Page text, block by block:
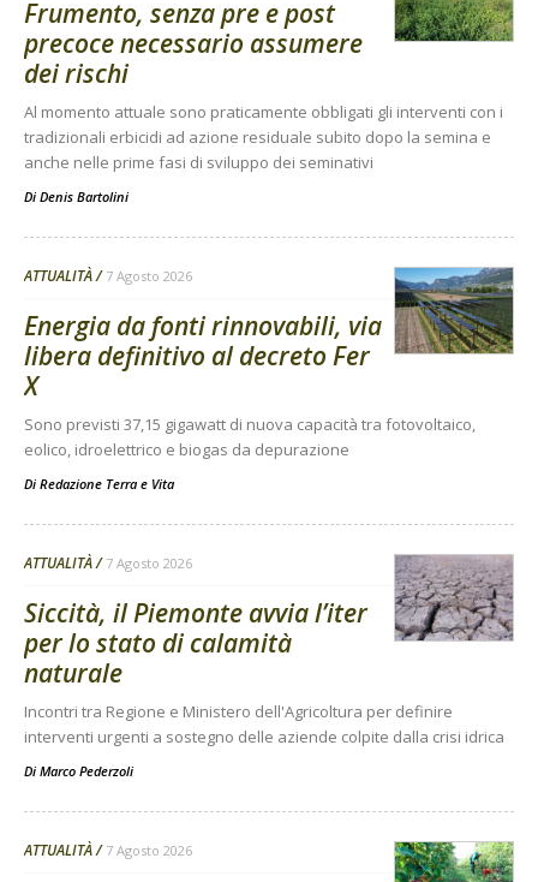
Frumento, senza pre e post
precoce necessario assumere
dei rischi
Al momento attuale sono praticamente obbligati gli interventi con i
tradizionali erbicidi ad azione residuale subito dopo la semina e
anche nelle prime fasi di sviluppo dei seminativi
Di Denis Bartolini
ATTUALITÀ 7 Agosto 2026
Energia da fonti rinnovabili, via
libera definitivo al decreto Fer
X
Sono previsti 37,15 gigawatt di nuova capacità tra fotovoltaico,
eolico, idroelettrico e biogas da depurazione
Di Redazione Terra e Vita
ATTUALITÀ 7 Agosto 2026
Siccità, il Piemonte avvia l’iter
per lo stato di calamità
naturale
Incontri tra Regione e Ministero dell'Agricoltura per definire
interventi urgenti a sostegno delle aziende colpite dalla crisi idrica
Di Marco Pederzoli
ATTUALITÀ 7 Agosto 2026